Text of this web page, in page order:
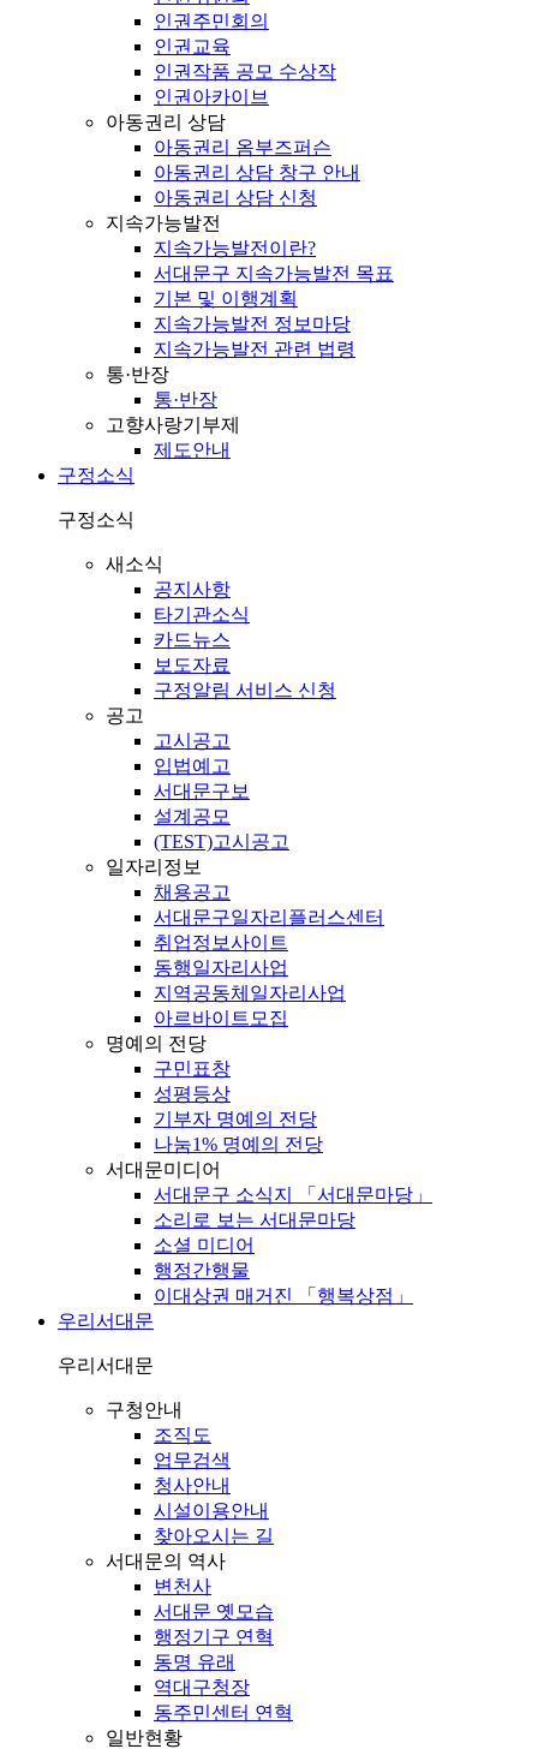
인권주민회의
인권교육
인권작품 공모 수상작
인권아카이브
아동권리 상담
아동권리 옴부즈퍼슨
아동권리 상담 창구 안내
아동권리 상담 신청
지속가능발전
지속가능발전이란?
서대문구 지속가능발전 목표
기본 및 이행계획
지속가능발전 정보마당
지속가능발전 관련 법령
통·반장
통·반장
고향사랑기부제
제도안내
구정소식
구정소식
새소식
공지사항
타기관소식
카드뉴스
보도자료
구정알림 서비스 신청
공고
고시공고
입법예고
서대문구보
설계공모
(TEST)고시공고
일자리정보
채용공고
서대문구일자리플러스센터
취업정보사이트
동행일자리사업
지역공동체일자리사업
아르바이트모집
명예의 전당
구민표창
성평등상
기부자 명예의 전당
나눔1% 명예의 전당
서대문미디어
서대문구 소식지 「서대문마당」
소리로 보는 서대문마당
소셜 미디어
행정간행물
이대상권 매거진 「행복상점」
우리서대문
우리서대문
구청안내
조직도
업무검색
청사안내
시설이용안내
찾아오시는 길
서대문의 역사
변천사
서대문 옛모습
행정기구 연혁
동명 유래
역대구청장
동주민센터 연혁
일반현황